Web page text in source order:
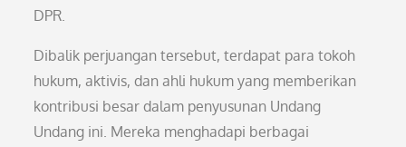
DPR.
Dibalik perjuangan tersebut, terdapat para tokoh
hukum, aktivis, dan ahli hukum yang memberikan
kontribusi besar dalam penyusunan Undang
Undang ini. Mereka menghadapi berbagai